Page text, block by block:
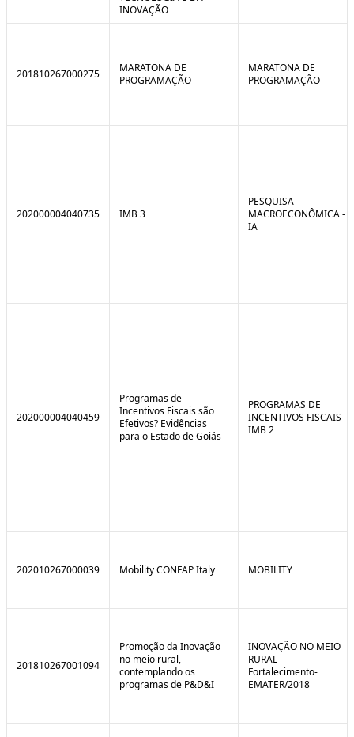
INOVAÇÃO
201810267000275
MARATONA DE
PROGRAMAÇÃO
MARATONA DE
PROGRAMAÇÃO
202000004040735 IMB 3
PESQUISA
MACROECONÔMICA -
IA
202000004040459
Programas de
Incentivos Fiscais são
Efetivos? Evidências
para o Estado de Goiás
PROGRAMAS DE
INCENTIVOS FISCAIS -
IMB 2
202010267000039 Mobility CONFAP Italy MOBILITY
201810267001094
Promoção da Inovação
no meio rural,
contemplando os
programas de P&D&I
INOVAÇÃO NO MEIO
RURAL -
Fortalecimento-
EMATER/2018